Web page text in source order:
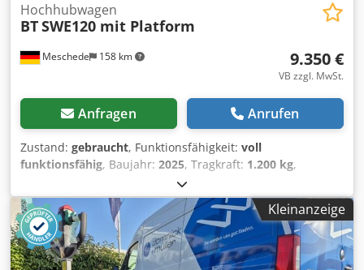
Meschede 158 km
Hochhubwagen
BTSWE120 mit Platform
9.350 €
VB zzgl. MwSt.
Anfragen Anrufen
Zustand: gebraucht, Funktionsfähigkeit: voll
funktionsfähig, Baujahr: 2025, Tragkraft: 1.200 kg,
, Freihub:
mm, Gabellänge:1.150 mm, Hochhubwagen
Lastschwerpunkt: 600 Gabelbreite: 180 mm Gabeldicke: 60
mm Zustand Technisch: Neu Batterie Volt: 24V Batterie Ah:
225Ah Chedpfx Aqswkk Iysvea
Kleinanzeige